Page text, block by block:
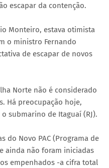
escapar da contenção.
Monteiro, estava otimista
o ministro Fernando
de escapar de novos
Norte não é considerado
Há preocupação hoje,
submarino de Itaguaí (RJ).
do Novo PAC (Programa de
ainda não foram iniciadas
empenhados -a cifra total